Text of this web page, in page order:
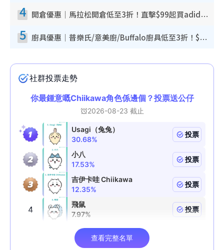
4 開倉優惠｜馬拉松開倉低至3折！直擊$99起買adidas／New Balance／Puma鞋款 STANLEY保溫杯劈價至$119起
5 廚具優惠｜普樂氏/意美廚/Buffalo廚具低至3折！$89起買煎鍋／炒鑊／個人鍋 同場小家電激減至$99起